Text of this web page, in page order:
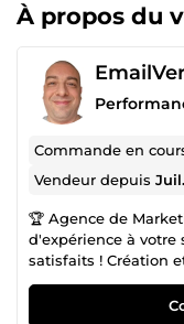
À propos du
Commande en
Vendeur depuis
🏆 Agence de
d'expérience à votre
satisfaits ! Création
CMS ou entièrement
Visites ✅ Sites